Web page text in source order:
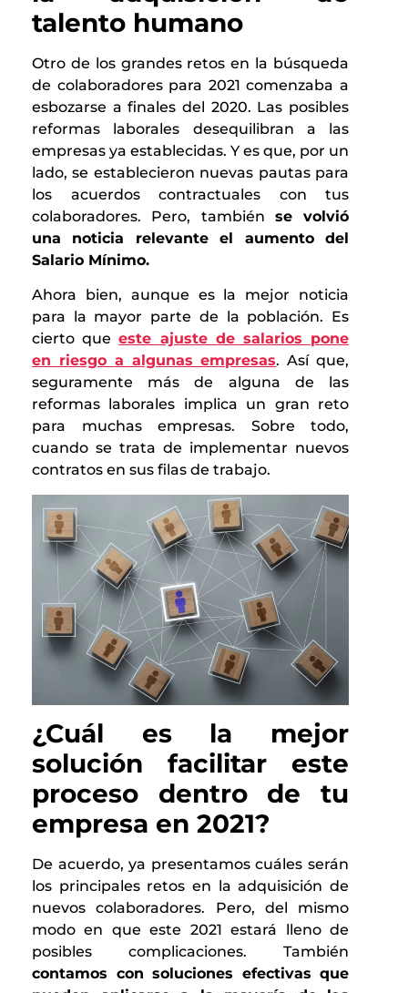
talento humano
Otro de los grandes retos en la búsqueda
de colaboradores para 2021 comenzaba a
esbozarse a finales del 2020. Las posibles
reformas laborales desequilibran a las
empresas ya establecidas. Y es que, por un
lado, se establecieron nuevas pautas para
los acuerdos contractuales con tus
colaboradores. Pero, también se volvió
una noticia relevante el aumento del
Salario Mínimo.
Ahora bien, aunque es la mejor noticia
para la mayor parte de la población. Es
cierto queeste ajuste de salarios pone
en riesgo a algunas empresas. Así que,
seguramente más de alguna de las
reformas laborales implica un gran reto
para muchas empresas. Sobre todo,
cuando se trata de implementar nuevos
contratos en sus filas de trabajo.
¿Cuál es la mejor
solución facilitar este
proceso dentro de tu
empresa en 2021?
De acuerdo, ya presentamos cuáles serán
los principales retos en la adquisición de
nuevos colaboradores. Pero, del mismo
modo en que este 2021 estará lleno de
posibles complicaciones. También
contamos con soluciones efectivas que